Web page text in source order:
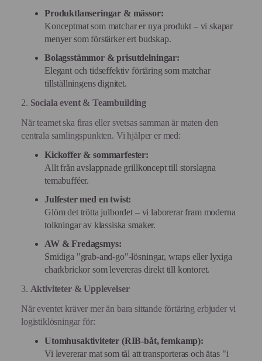
Produktlanseringar & mässor:
Konceptmat som matchar er nya produkt – vi skapar
menyer som förstärker ert budskap.
Bolagsstämmor & prisutdelningar:
Elegant och tidseffektiv förtäring som matchar
tillställningens dignitet.
2. Sociala event & Teambuilding
När teamet ska firas eller svetsas samman är maten den
centrala samlingspunkten. Vi hjälper er med:
Kickoffer & sommarfester:
Allt från avslappnade grillkoncept till storslagna
temabufféer.
Julfester med en twist:
Glöm det trötta julbordet – vi laborerar fram moderna
tolkningar av klassiska smaker.
AW & Fredagsmys:
Smidiga "grab-and-go"-lösningar, wraps eller lyxiga
charkbrickor som levereras direkt till kontoret.
3. Aktiviteter & Upplevelser
När eventet kräver mer än bara sittande förtäring erbjuder vi
logistiklösningar för:
Utomhusaktiviteter (RIB-båt, femkamp):
Vi levererar mat som tål att transporteras och ätas "i